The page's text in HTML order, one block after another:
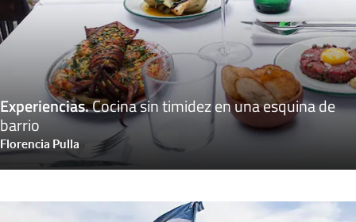
Experiencias.Cocina sin timidez en una esquina de
barrio
Florencia Pulla